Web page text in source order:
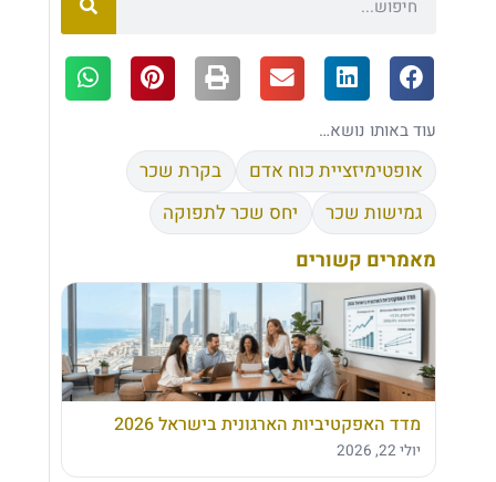
עוד באותו נושא…
אופטימיזציית כוח אדם
בקרת שכר
גמישות שכר
יחס שכר לתפוקה
מאמרים קשורים
מדד האפקטיביות הארגונית בישראל 2026
יולי 22, 2026